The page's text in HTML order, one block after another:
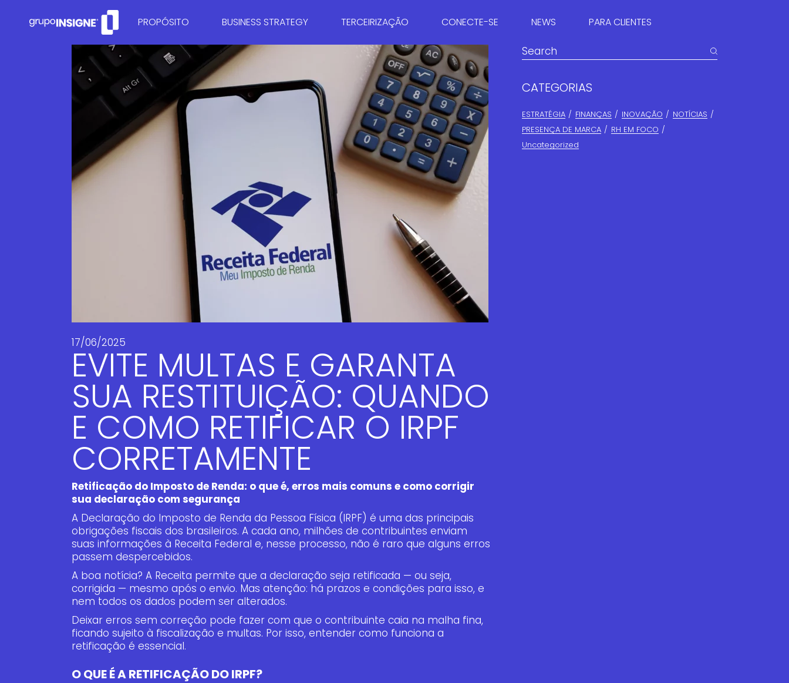
PROPÓSITO
QUEM SOMOS
BUSINESS STRATEGY
CONSULTORIA TRIBUTÁRIA
CONSULTORIA EMPRESARIAL
RECUPERAÇÃO DE IMPOSTOS
MARKETING & COMUNICAÇÃO
GESTÃO DE PESSOAS
CONTROLADORIA EMPRESARIAL
TERCEIRIZAÇÃO
BPO CONTÁBIL
BPO FISCAL
BPO FINANCEIRO
DEPARTAMENTO PESSOAL
CONSULTIVO
CONECTE-SE
CARREIRAS
ENTRE EM CONTATO
NEWS PARA CLIENTES
17/06/2025
EVITE MULTAS E GARANTA
SUA RESTITUIÇÃO: QUANDO
E COMO RETIFICAR O IRPF
CORRETAMENTE
Retificação do Imposto de Renda: o que é, erros mais comuns e como corrigir
sua declaração com segurança
A Declaração do Imposto de Renda da Pessoa Física (IRPF) é uma das principais
obrigações fiscais dos brasileiros. A cada ano, milhões de contribuintes enviam
suas informações à Receita Federal e, nesse processo, não é raro que alguns erros
passem despercebidos.
A boa notícia? A Receita permite que a declaração seja retificada — ou seja,
corrigida — mesmo após o envio. Mas atenção: há prazos e condições para isso, e
nem todos os dados podem ser alterados.
Deixar erros sem correção pode fazer com que o contribuinte caia na malha fina,
ficando sujeito à fiscalização e multas. Por isso, entender como funciona a
retificação é essencial.
O QUE É A RETIFICAÇÃO DO IRPF?
CATEGORIAS
ESTRATÉGIA FINANÇAS​ INOVAÇÃO
NOTÍCIAS
PRESENÇA DE MARCA
RH EM FOCO
Uncategorized